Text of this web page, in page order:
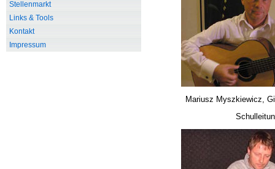
Stellenmarkt
Links & Tools
Kontakt
Impressum
Mariusz Myszkiewicz,